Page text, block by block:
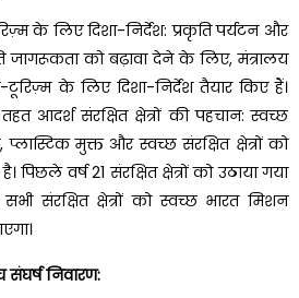
के लिए दिशा-निर्देश: प्रकृति पर्यटन और
जागरूकता को बढ़ावा देने के लिए, मंत्रालय
टूरिज़्म के लिए दिशा-निर्देश तैयार किए हैं।
आदर्श संरक्षित क्षेत्रों की पहचान: स्वच्छ
मुक्त और स्वच्छ संरक्षित क्षेत्रों को
पिछले वर्ष 21 संरक्षित क्षेत्रों को उठाया गया
संरक्षित क्षेत्रों को स्वच्छ भारत मिशन
निवारण: